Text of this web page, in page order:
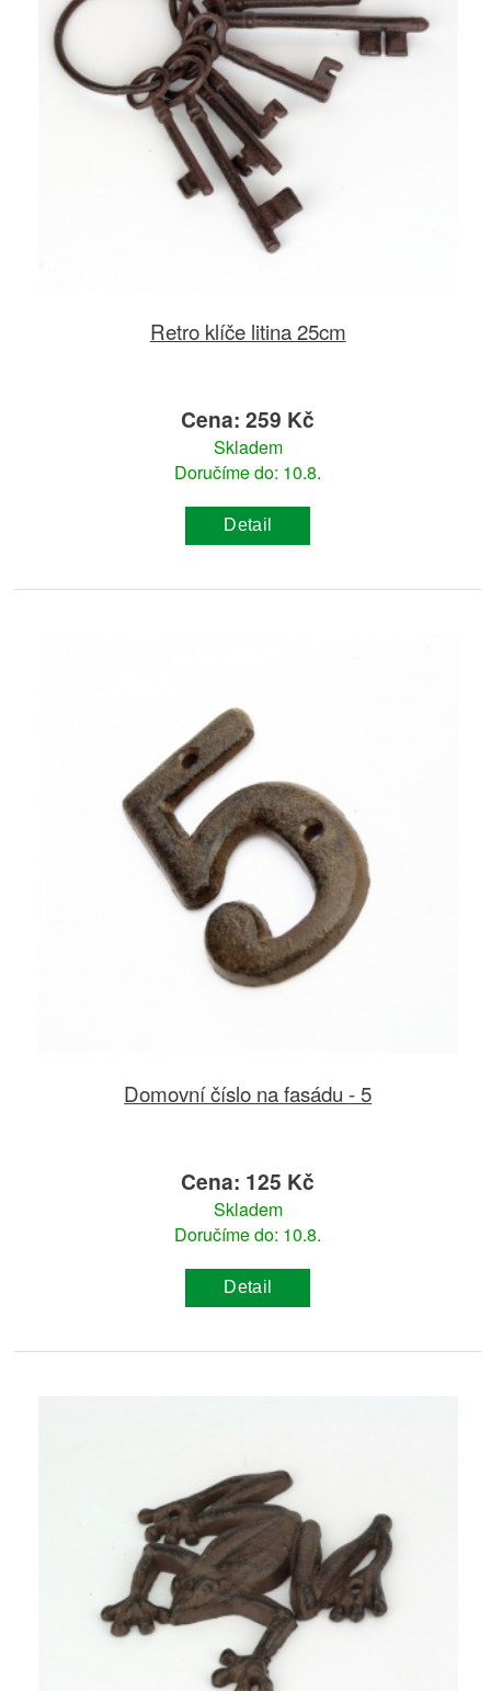
Retro klíče litina 25cm
Cena: 259 Kč
Skladem
Doručíme do: 10.8.
Detail
Domovní číslo na fasádu - 5
Cena: 125 Kč
Skladem
Doručíme do: 10.8.
Detail